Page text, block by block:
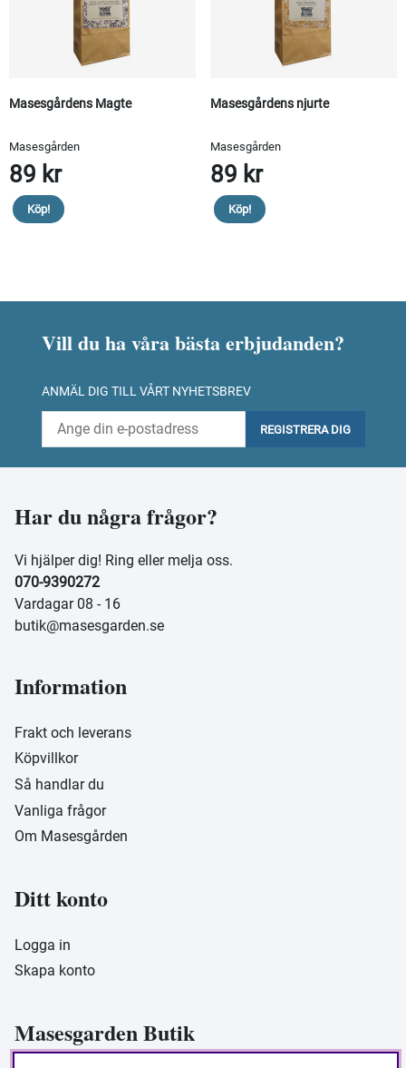
Masesgårdens Magte
Masesgården
89 kr
Köp!
Masesgårdens njurte
Masesgården
89 kr
Köp!
Vill du ha våra bästa erbjudanden?
ANMÄL DIG TILL VÅRT NYHETSBREV
REGISTRERA DIG
Har du några frågor?
Vi hjälper dig! Ring eller melja oss.
070-9390272
Vardagar 08 - 16
butik@masesgarden.se
Information
Frakt och leverans
Köpvillkor
Så handlar du
Vanliga frågor
Om Masesgården
Ditt konto
Logga in
Skapa konto
Masesgarden Butik